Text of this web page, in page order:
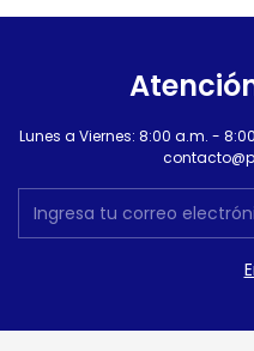
Lunes a Viernes: 8:00 a.m. -